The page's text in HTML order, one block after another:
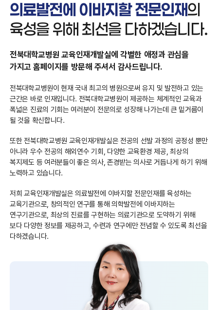
의료발전에 이바지할 전문인재의
육성을 위해 최선을 다하겠습니다.
전북대학교병원 교육인재개발실에 각별한 애정과 관심을
가지고 홈페이지를 방문해 주셔서 감사드립니다.
전북대학교병원이 현재 국내 최고의 병원으로써 유지 및 발전하고 있는
근간은 바로 인재입니다. 전북대학교병원이 제공하는 체계적인 교육과
폭넓은 진료의 기회는 여러분이 전문의로 성장해 나가는데 큰 밑거름이
될 것을 확신합니다.
또한 전북대학교병원 교육인재개발실은 전공의 선발 과정의 공정성 뿐만
아니라 우수 전공의 해외연수 기회, 다양한 교육환경 제공, 최상의
복지제도 등 여러분들이 좋은 의사, 존경받는 의사로 거듭나게 하기 위해
노력하고 있습니다.
저희 교육인재개발실은 의료발전에 이바지할 전문인재를 육성하는
교육기관으로, 창의적인 연구를 통해 의학발전에 이바지하는
연구기관으로, 최상의 진료를 구현하는 의료기관으로 도약하기 위해
보다 다양한 정보를 제공하고, 수련과 연구에만 전념할 수 있도록 최선을
다하겠습니다.